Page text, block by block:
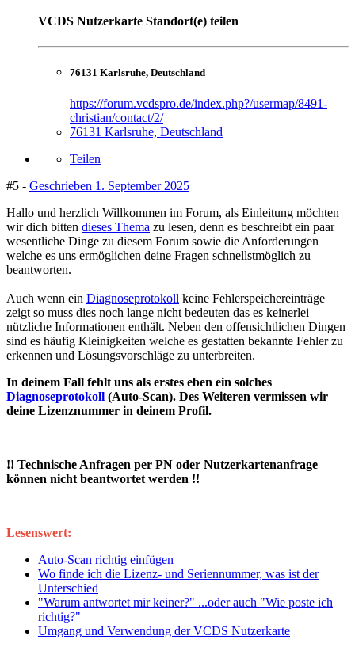
VCDS Nutzerkarte Standort(e) teilen
76131 Karlsruhe, Deutschland
https://forum.vcdspro.de/index.php?/usermap/8491-
christian/contact/2/
76131 Karlsruhe, Deutschland
Teilen
#5 - Geschrieben 1. September 2025
Hallo und herzlich Willkommen im Forum, als Einleitung möchten
wir dich bitten dieses Thema zu lesen, denn es beschreibt ein paar
wesentliche Dinge zu diesem Forum sowie die Anforderungen
welche es uns ermöglichen deine Fragen schnellstmöglich zu
beantworten.
Auch wenn ein Diagnoseprotokoll keine Fehlerspeichereinträge
zeigt so muss dies noch lange nicht bedeuten das es keinerlei
nützliche Informationen enthält. Neben den offensichtlichen Dingen
sind es häufig Kleinigkeiten welche es gestatten bekannte Fehler zu
erkennen und Lösungsvorschläge zu unterbreiten.
In deinem Fall fehlt uns als erstes eben ein solches
Diagnoseprotokoll (Auto-Scan). Des Weiteren vermissen wir
deine Lizenznummer in deinem Profil.
!! Technische Anfragen per PN oder Nutzerkartenanfrage
können nicht beantwortet werden !!
Lesenswert:
Auto-Scan richtig einfügen
Wo finde ich die Lizenz- und Seriennummer, was ist der
Unterschied
"Warum antwortet mir keiner?" ...oder auch "Wie poste ich
richtig?"
Umgang und Verwendung der VCDS Nutzerkarte